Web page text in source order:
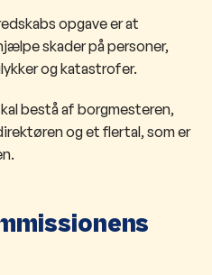
opgave er at
skader på personer,
og katastrofer.
bestå af borgmesteren,
og et flertal, som er